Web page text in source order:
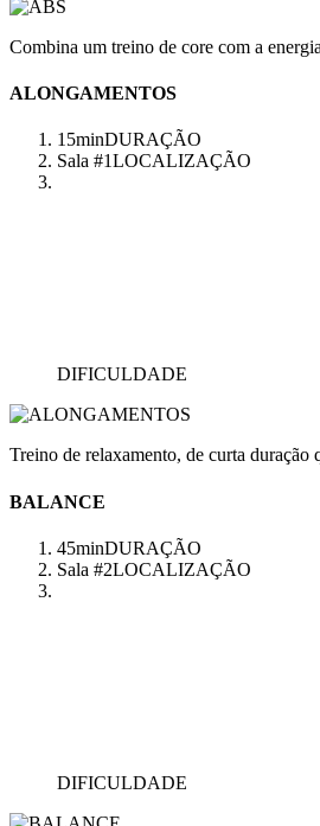
Combina um treino de core com a
ALONGAMENTOS
15minDURAÇÃO
Sala #1LOCALIZAÇÃO
DIFICULDADE
Treino de relaxamento, de curta
BALANCE
45minDURAÇÃO
Sala #2LOCALIZAÇÃO
DIFICULDADE